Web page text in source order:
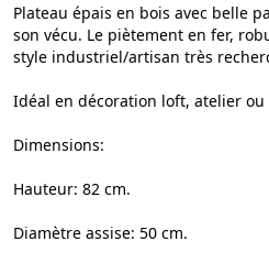
Plateau épais en bois avec belle
son vécu. Le piètement en fer,
style industriel/artisan très
Idéal en décoration loft, atelier
Dimensions:
Hauteur: 82 cm.
Diamètre assise: 50 cm.